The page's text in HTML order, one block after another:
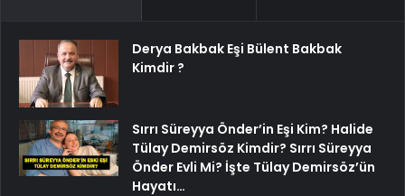
Derya Bakbak Eşi Bülent Bakbak
Kimdir ?
Sırrı Süreyya Önder’in Eşi Kim? Halide
Tülay Demirsöz Kimdir? Sırrı Süreyya
Önder Evli Mi? İşte Tülay Demirsöz’ün
Hayatı…